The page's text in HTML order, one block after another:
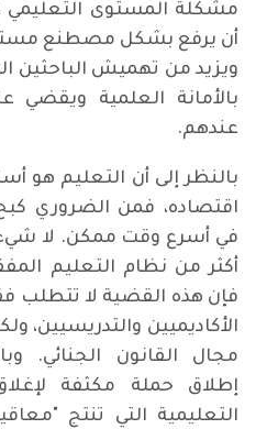
مشكلة المستوى التعليمي
أن يرفع بشكل مصطنع
ويزيد من تهميش الباحثين
بالأمانة العلمية ويقضي
عندهم.
بالنظر إلى أن التعليم هو
اقتصاده، فمن الضروري
في أسرع وقت ممكن. لا شيء
أكثر من نظام التعليم
فإن هذه القضية لا تتطلب
الأكاديميين والتدريسيين،
مجال القانون الجنائي.
إطلاق حملة مكثفة
التعليمية التي تنتج